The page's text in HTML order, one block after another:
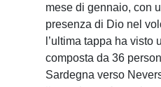
mese di gennaio, con
presenza di Dio nel
l’ultima tappa ha visto
composta da 36
Sardegna verso